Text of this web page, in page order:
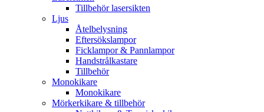
Tillbehör lasersikten
Ljus
Åtelbelysning
Eftersökslampor
Ficklampor & Pannlampor
Handstrålkastare
Tillbehör
Monokikare
Monokikare
Mörkerkikare & tillbehör